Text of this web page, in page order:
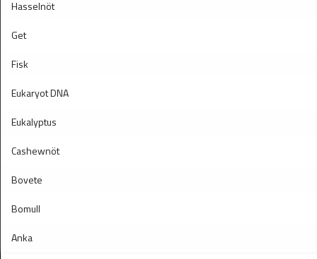
Hasselnöt
Get
Fisk
Eukaryot DNA
Eukalyptus
Cashewnöt
Bovete
Bomull
Anka